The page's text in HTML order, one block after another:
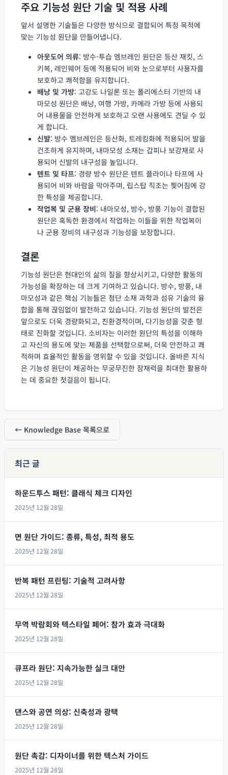
주요 기능성 원단 기술 및 적용 사례
앞서 설명한 기술들은 다양한 방식으로 결합되어 특정 목적에
맞는 기능성 원단을 만들어냅니다.
아웃도어 의류: 방수-투습 멤브레인 원단은 등산 재킷, 스
키복, 레인웨어 등에 적용되어 비와 눈으로부터 사용자를
보호하고 쾌적함을 유지합니다.
배낭 및 가방: 고강도 나일론 또는 폴리에스터 기반의 내
마모성 원단은 배낭, 여행 가방, 카메라 가방 등에 사용되
어 내용물을 안전하게 보호하고 오랜 사용에도 견딜 수 있
게 합니다.
신발: 방수 멤브레인은 등산화, 트레킹화에 적용되어 발을
건조하게 유지하며, 내마모성 소재는 갑피나 보강재로 사
용되어 신발의 내구성을 높입니다.
텐트 및 타프: 경량 방수 원단은 텐트 플라이나 타프에 사
용되어 비와 바람을 막아주며, 립스탑 직조는 찢어짐에 강
한 특성을 제공합니다.
작업복 및 군용 장비: 내마모성, 방수, 방풍 기능이 결합된
원단은 혹독한 환경에서 작업하는 이들을 위한 작업복이
나 군용 장비의 내구성과 기능성을 보장합니다.
결론
기능성 원단은 현대인의 삶의 질을 향상시키고, 다양한 활동의
가능성을 확장하는 데 크게 기여하고 있습니다. 방수, 방풍, 내
마모성과 같은 핵심 기능들은 첨단 소재 과학과 섬유 기술의 융
합을 통해 끊임없이 발전하고 있습니다. 기능성 원단의 발전은
앞으로도 더욱 경량화되고, 친환경적이며, 다기능성을 갖춘 형
태로 진화할 것입니다. 소비자는 이러한 원단의 특성을 이해하
고 자신의 용도에 맞는 제품을 선택함으로써, 더욱 안전하고 쾌
적하며 효율적인 활동을 영위할 수 있을 것입니다. 올바른 지식
은 기능성 원단이 제공하는 무궁무진한 잠재력을 최대한 활용하
는 데 중요한 첫걸음이 됩니다.
← Knowledge Base 목록으로
최근 글
하운드투스 패턴: 클래식 체크 디자인
2025년 12월 28일
면 원단 가이드: 종류, 특성, 최적 용도
2025년 12월 28일
반복 패턴 프린팅: 기술적 고려사항
2025년 12월 28일
무역 박람회와 텍스타일 페어: 참가 효과 극대화
2025년 12월 28일
큐프라 원단: 지속가능한 실크 대안
2025년 12월 28일
댄스와 공연 의상: 신축성과 광택
2025년 12월 28일
원단 촉감: 디자이너를 위한 텍스처 가이드
2025년 12월 28일